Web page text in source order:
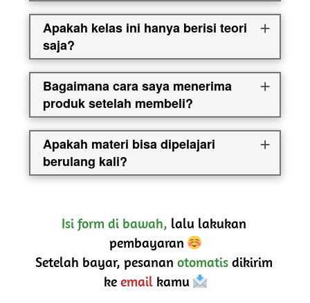
Apakah kelas ini hanya berisi teori
saja?
Bagaimana cara saya menerima
produk setelah membeli?
Apakah materi bisa dipelajari
berulang kali?
Isi form di bawah, lalu lakukan
pembayaran
Setelah bayar, pesanan otomatis dikirim
ke email kamu